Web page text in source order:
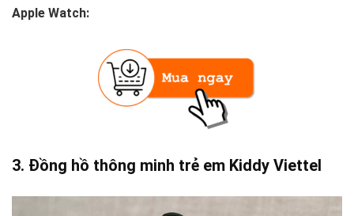
Apple Watch:
3. Đồng hồ thông minh trẻ em Kiddy Viettel